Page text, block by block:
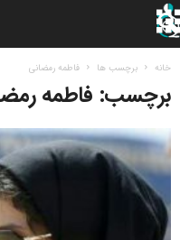
خانه برچسب ها فاطمه رمضانی
برچسب: فاطمه